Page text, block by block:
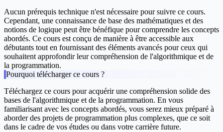
Aucun prérequis technique n'est nécessaire pour suivre ce cours.
Cependant, une connaissance de base des mathématiques et des
notions de logique peut être bénéfique pour comprendre les concepts
abordés. Ce cours est conçu de manière à être accessible aux
débutants tout en fournissant des éléments avancés pour ceux qui
souhaitent approfondir leur compréhension de l'algorithmique et de
la programmation.
Pourquoi télécharger ce cours ?
Téléchargez ce cours pour acquérir une compréhension solide des
bases de l'algorithmique et de la programmation. En vous
familiarisant avec les concepts abordés, vous serez mieux préparé à
aborder des projets de programmation plus complexes, que ce soit
dans le cadre de vos études ou dans votre carrière future.